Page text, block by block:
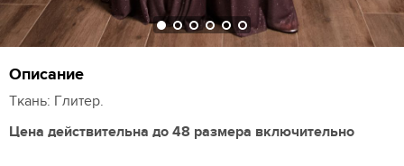
Описание
Ткань: Глитер.
Цена действительна до 48 размера включительно